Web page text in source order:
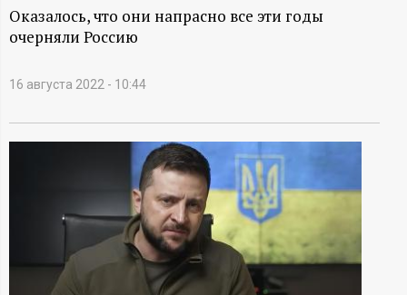
Н
Оказалось, что они напрасно все эти годы
очерняли Россию
16 августа 2022 - 10:44